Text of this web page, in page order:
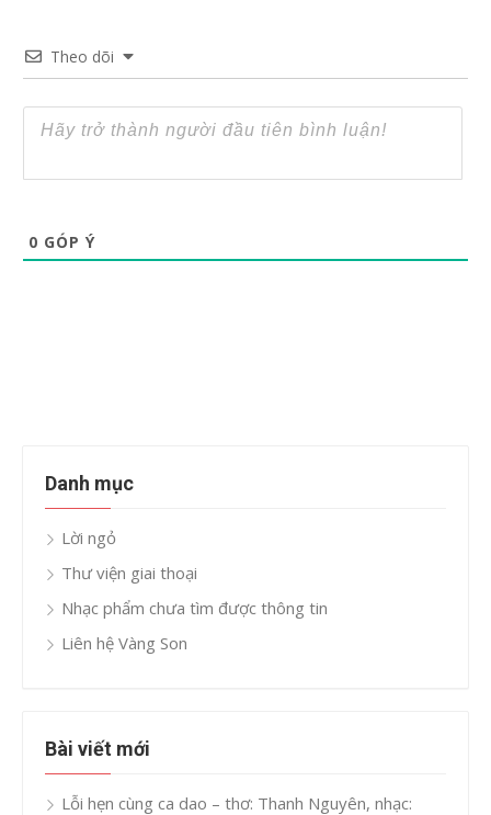
Theo dõi
0 GÓP Ý
Danh mục
Lời ngỏ
Thư viện giai thoại
Nhạc phẩm chưa tìm được thông tin
Liên hệ Vàng Son
Bài viết mới
Lỗi hẹn cùng ca dao – thơ: Thanh Nguyên, nhạc: